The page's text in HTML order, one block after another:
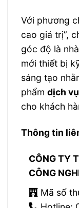
Với phương
cao giá trị”,
góc độ là
mới thiết bị
sáng tạo
phẩmdịch
cho khách
Thông tin
CÔNG TY
CÔNG
Mã số